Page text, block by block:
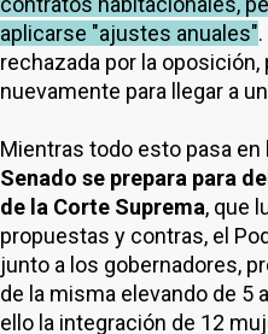
aplicarse "ajustes anuales"
rechazada por la oposición,
nuevamente para llegar a
Mientras todo esto pasa en
Senado se prepara para
de la Corte Suprema, que
propuestas y contras, el
junto a los gobernadores,
de la misma elevando de 5
ello la integración de 12